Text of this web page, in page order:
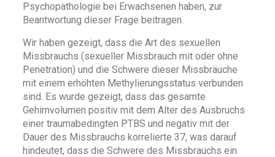
Psychopathologie bei Erwachsenen haben, zur
Beantwortung dieser Frage beitragen.
Wir haben gezeigt, dass die Art des sexuellen
Missbrauchs (sexueller Missbrauch mit oder ohne
Penetration) und die Schwere dieser Missbräuche
mit einem erhöhten Methylierungsstatus verbunden
sind. Es wurde gezeigt, dass das gesamte
Gehirnvolumen positiv mit dem Alter des Ausbruchs
einer traumabedingten PTBS und negativ mit der
Dauer des Missbrauchs korrelierte 37, was darauf
hindeutet, dass die Schwere des Missbrauchs ein